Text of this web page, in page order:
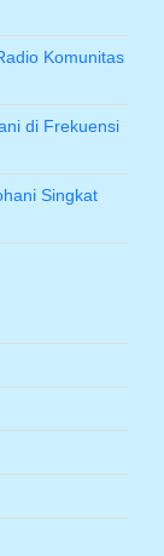
Komunitas
di Frekuensi
Singkat